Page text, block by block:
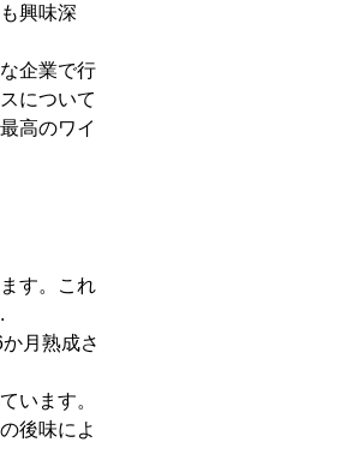
興味深
企業で行
について
高のワイ
す。これ
月熟成さ
います。
後味によ